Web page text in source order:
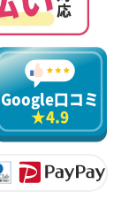
Google口コミ
★4.9